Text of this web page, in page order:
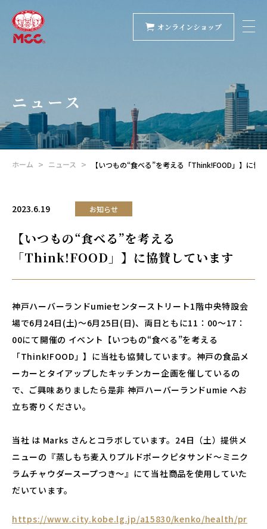
オンラインショップ
ニュース
ホーム ニュース 【いつもの“食べる”を考える「Think!FOOD」】に協
2023.6.19 お知らせ
【いつもの“食べる”を考える
「Think!FOOD」】に協賛しています
神戸ハーバーランドumieセンターストリート1階中央特設会
場で6月24日(土)～6月25日(日)、両日ともに11：00～17：
00にて開催の イベント【いつもの“食べる”を考える
「Think!FOOD」】に当社も協賛しています。神戸の食品メ
ーカーとタイアップしたキッチンカー企画を催しているの
で、ご興味ありましたら是非 神戸ハーバーランドumie へお
立ち寄りください。
当社 は Marks さんとコラボしています。24日（土）提供メ
ニューの『蒸しもち麦入りプルドポークピタサンド～ミニク
ラムチャウダースープつき～』にて当社商品を使用していた
だいています。
https://www.city.kobe.lg.jp/a15830/kenko/health/pr